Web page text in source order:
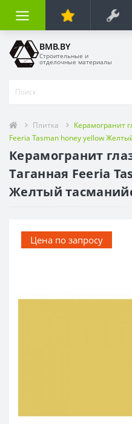
BMB.BY
Строительные и
отделочные материалы
Плитка
Керамогранит
Feeria Tasman honey yellow
Керамогранит
Таганная Feeria
Желтый
Цена по запросу